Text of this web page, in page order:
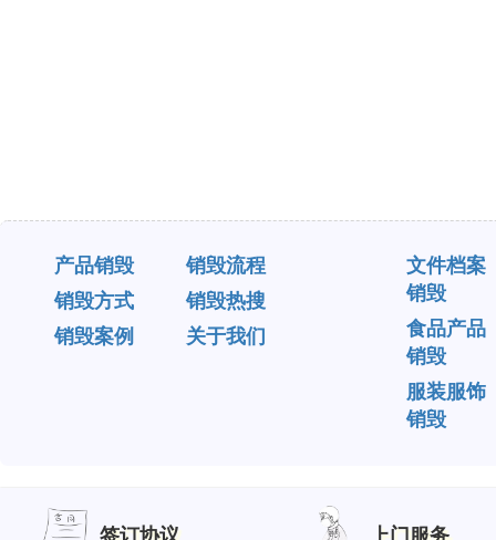
产品销毁
销毁流程
销毁方式
销毁热搜
销毁案例
关于我们
文件档案
销毁
食品产品
销毁
服装服饰
销毁